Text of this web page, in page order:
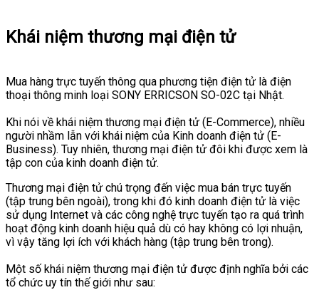
Khái niệm thương mại điện tử
Mua hàng trực tuyến thông qua phương tiện điện tử là điện
thoại thông minh loại SONY ERRICSON SO-02C tại Nhật.
Khi nói về khái niệm thương mại điện tử (E-Commerce), nhiều
người nhầm lẫn với khái niệm của Kinh doanh điện tử (E-
Business). Tuy nhiên, thương mại điện tử đôi khi được xem là
tập con của kinh doanh điện tử.
Thương mại điện tử chú trọng đến việc mua bán trực tuyến
(tập trung bên ngoài), trong khi đó kinh doanh điện tử là việc
sử dụng Internet và các công nghệ trực tuyến tạo ra quá trình
hoạt động kinh doanh hiệu quả dù có hay không có lợi nhuận,
vì vậy tăng lợi ích với khách hàng (tập trung bên trong).
Một số khái niệm thương mại điện tử được định nghĩa bởi các
tổ chức uy tín thế giới như sau: